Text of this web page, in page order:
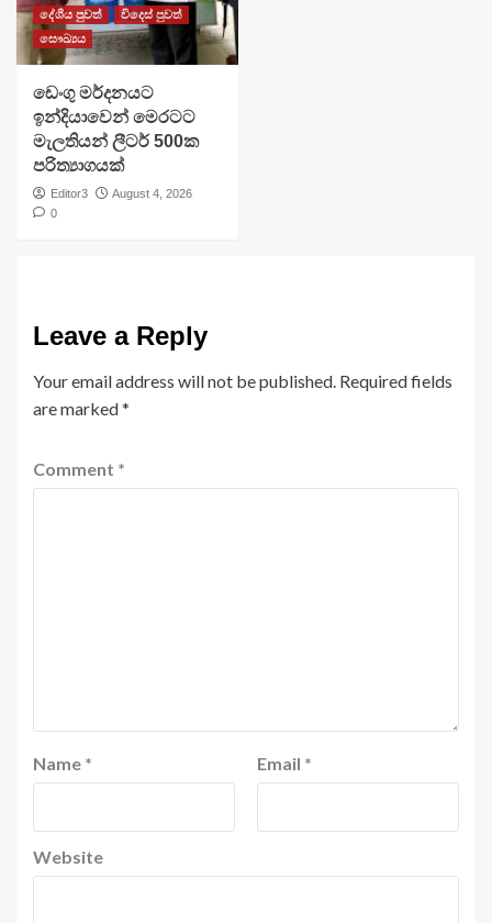
දේශීය පුවත්
විදෙස් පුවත්
සෞඛ්‍යය
ඩෙංගු මර්දනයට
ඉන්දියාවෙන් මෙරටට
මැලතියන් ලීටර් 500ක
පරිත්‍යාගයක්
Editor3
August 4, 2026
0
Leave a Reply
Your email address will not be published. Required fields
are marked*
Comment *
Name * Email *
Website